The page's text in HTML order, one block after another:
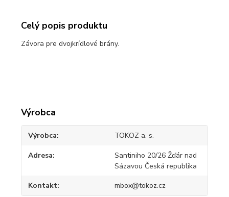
Celý popis produktu
Závora pre dvojkrídlové brány.
Výrobca
Výrobca TOKOZ a. s.
Adresa
Santiniho 20/26 Žďár nad
Sázavou Česká republika
Kontakt mbox@tokoz.cz